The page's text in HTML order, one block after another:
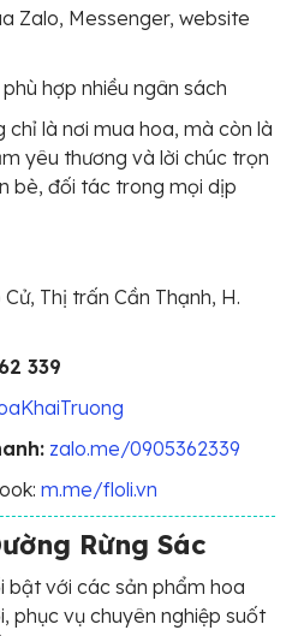
Zalo, Messenger, website
hợp nhiều ngân sách
chỉ là nơi mua hoa, mà còn là
yêu thương và lời chúc trọn
bè, đối tác trong mọi dịp
Thị trấn Cần Thạnh, H.
339
zalo.me/0905362339
m.me/floli.vn
Rừng Sác
bật với các sản phẩm hoa
phục vụ chuyên nghiệp suốt